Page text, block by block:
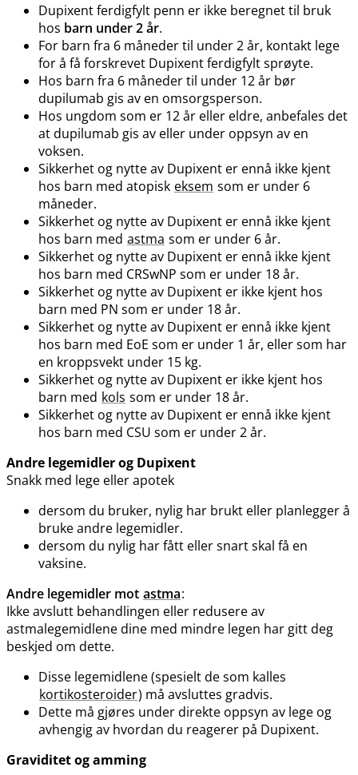
Dupixent ferdigfylt penn er ikke beregnet til bruk
hos barn under 2 år.
For barn fra 6 måneder til under 2 år, kontakt lege
for å få forskrevet Dupixent ferdigfylt sprøyte.
Hos barn fra 6 måneder til under 12 år bør
dupilumab gis av en omsorgsperson.
Hos ungdom som er 12 år eller eldre, anbefales det
at dupilumab gis av eller under oppsyn av en
voksen.
Sikkerhet og nytte av Dupixent er ennå ikke kjent
hos barn med atopisk eksem som er under 6
måneder.
Sikkerhet og nytte av Dupixent er ennå ikke kjent
hos barn med astma som er under 6 år.
Sikkerhet og nytte av Dupixent er ennå ikke kjent
hos barn med CRSwNP som er under 18 år.
Sikkerhet og nytte av Dupixent er ikke kjent hos
barn med PN som er under 18 år.
Sikkerhet og nytte av Dupixent er ennå ikke kjent
hos barn med EoE som er under 1 år, eller som har
en kroppsvekt under 15 kg.
Sikkerhet og nytte av Dupixent er ikke kjent hos
barn med kols som er under 18 år.
Sikkerhet og nytte av Dupixent er ennå ikke kjent
hos barn med CSU som er under 2 år.
Andre legemidler og Dupixent
Snakk med lege eller apotek
dersom du bruker, nylig har brukt eller planlegger å
bruke andre legemidler.
dersom du nylig har fått eller snart skal få en
vaksine.
Andre legemidler mot astma:
Ikke avslutt behandlingen eller redusere av
astmalegemidlene dine med mindre legen har gitt deg
beskjed om dette.
Disse legemidlene (spesielt de som kalles
kortikosteroider) må avsluttes gradvis.
Dette må gjøres under direkte oppsyn av lege og
avhengig av hvordan du reagerer på Dupixent.
Graviditet og amming